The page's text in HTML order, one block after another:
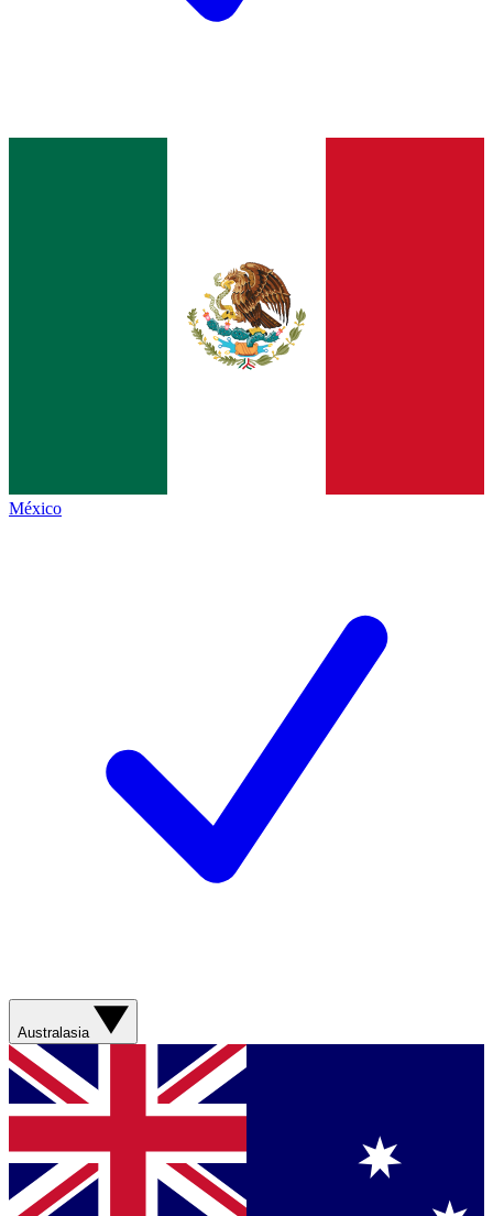
México
Australasia